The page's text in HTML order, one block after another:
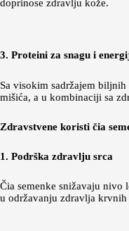
doprinose zdravlju kože.
3. Proteini za snagu i
Sa visokim sadržajem
mišića, a u kombinaciji sa
Zdravstvene koristi čia
1. Podrška zdravlju srca
Čia semenke snižavaju nivo
u održavanju zdravlja